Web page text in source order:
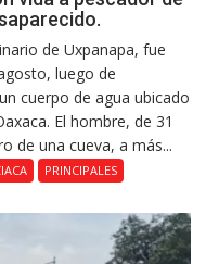
de Uxpanapa, fue
luego de
cuerpo de agua ubicado
El hombre, de 31
de una cueva, a más...
PRINCIPALES